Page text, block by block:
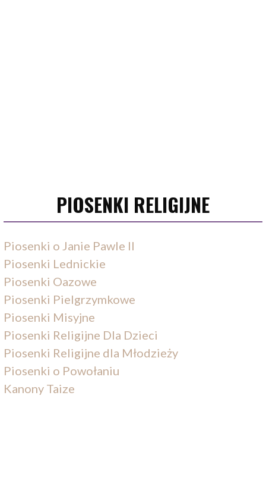
PIOSENKI RELIGIJNE
Piosenki o Janie Pawle II
Piosenki Lednickie
Piosenki Oazowe
Piosenki Pielgrzymkowe
Piosenki Misyjne
Piosenki Religijne Dla Dzieci
Piosenki Religijne dla Młodzieży
Piosenki o Powołaniu
Kanony Taize